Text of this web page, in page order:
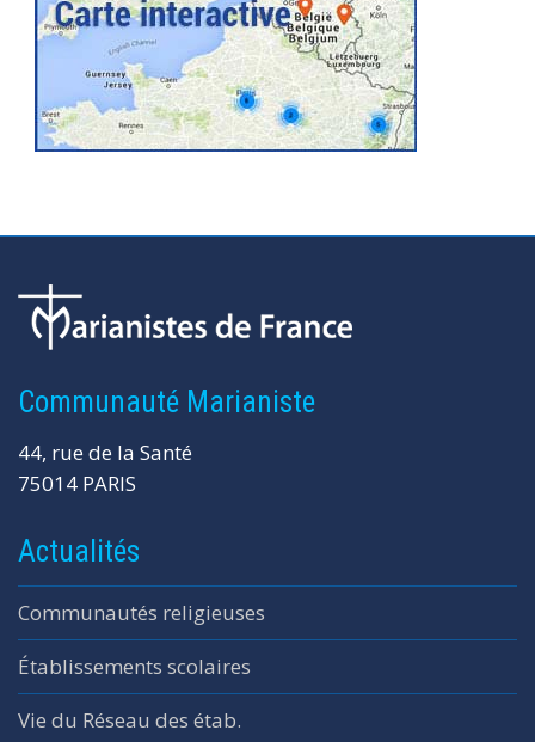
Communauté Marianiste
44, rue de la Santé
75014 PARIS
Actualités
Communautés religieuses
Établissements scolaires
Vie du Réseau des étab.